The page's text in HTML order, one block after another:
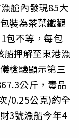
艙內發現85大
裝為茶葉鐵觀
包不等，每包
押解至東港漁
檢驗顯示第三
公斤，毒品
/0.25公克)約全
3號漁船今年4